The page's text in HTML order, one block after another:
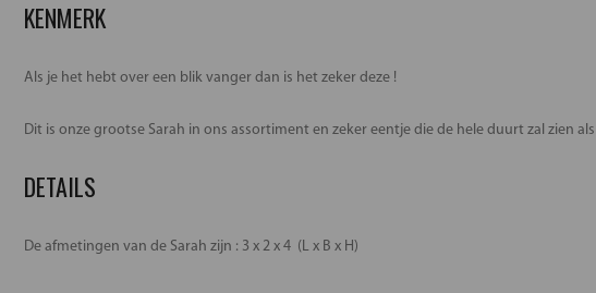
KENMERK
Als je het hebt over een blik vanger dan is het zeker deze !
Dit is onze grootse Sarah in ons assortiment en zeker eentje die de hele duurt zal zien
DETAILS
De afmetingen van de Sarah zijn : 3 x 2 x 4 (L x B x H)